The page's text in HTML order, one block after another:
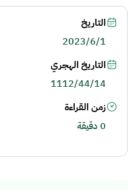
التاريخ
2023/6/1
التاريخ الهجري
1112/44/14
زمن القراءة
0 دقيقة